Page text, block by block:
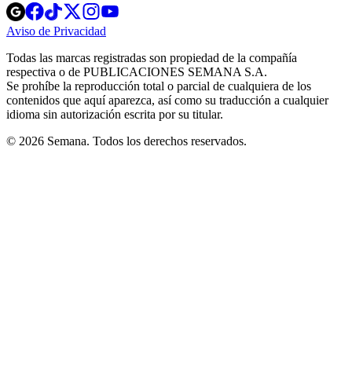
Opens
in
new
Opens
in
new
Opens
in
new
window
Opens
new
windowwindow
Aviso de Privacidad
new
window
Todas las marcas registradas son propiedad de la compañía
respectiva o de PUBLICACIONES SEMANA S.A.
Se prohíbe la reproducción total o parcial de cualquiera de los
contenidos que aquí aparezca, así como su traducción a cualquier
idioma sin autorización escrita por su titular.
© 2026 Semana. Todos los derechos reservados.